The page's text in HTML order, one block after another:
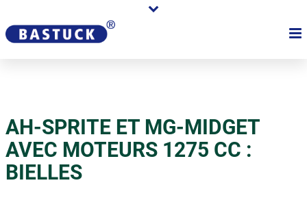
AH-SPRITE ET MG-MIDGET
AVEC MOTEURS 1275 CC :
BIELLES